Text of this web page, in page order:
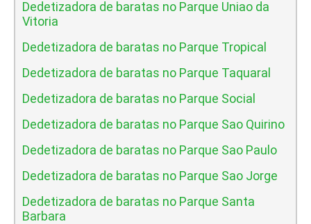
Dedetizadora de baratas no Parque Uniao da
Vitoria
Dedetizadora de baratas no Parque Tropical
Dedetizadora de baratas no Parque Taquaral
Dedetizadora de baratas no Parque Social
Dedetizadora de baratas no Parque Sao Quirino
Dedetizadora de baratas no Parque Sao Paulo
Dedetizadora de baratas no Parque Sao Jorge
Dedetizadora de baratas no Parque Santa
Barbara